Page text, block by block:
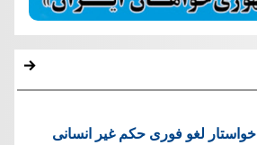
خواستار لغو فوری حکم غیر انسانی